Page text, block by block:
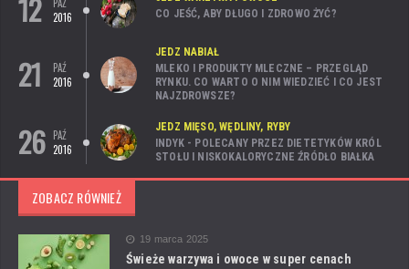
12
2016
CO JEŚĆ, ABY DŁUGO I ZDROWO ŻYĆ?
21
PAŹ
2016
JEDZ NABIAŁ
MLEKO I PRODUKTY MLECZNE – PRZEGLĄD
RYNKU. CO WARTO O NIM WIEDZIEĆ I CO JEST
NAJZDROWSZE?
26 PAŹ
2016
JEDZ MIĘSO, WĘDLINY, RYBY
INDYK - POLECANY PRZEZ DIETETYKÓW KRÓL
STOŁU I NISKOKALORYCZNE ŹRÓDŁO BIAŁKA
ZOBACZ RÓWNIEŻ
19 marca 2025
Świeże warzywa i owoce w super cenach